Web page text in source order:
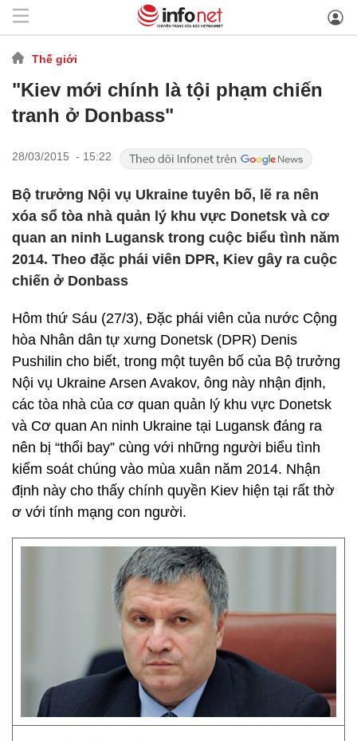
Thế giới
"Kiev mới chính là tội phạm chiến
tranh ở Donbass"
28/03/2015 - 15:22
Bộ trưởng Nội vụ Ukraine tuyên bố, lẽ ra nên
xóa sổ tòa nhà quản lý khu vực Donetsk và cơ
quan an ninh Lugansk trong cuộc biểu tình năm
2014. Theo đặc phái viên DPR, Kiev gây ra cuộc
chiến ở Donbass
Hôm thứ Sáu (27/3), Đặc phái viên của nước Cộng
hòa Nhân dân tự xưng Donetsk (DPR) Denis
Pushilin cho biết, trong một tuyên bố của Bộ trưởng
Nội vụ Ukraine Arsen Avakov, ông này nhận định,
các tòa nhà của cơ quan quản lý khu vực Donetsk
và Cơ quan An ninh Ukraine tại Lugansk đáng ra
nên bị “thổi bay” cùng với những người biểu tình
kiểm soát chúng vào mùa xuân năm 2014. Nhận
định này cho thấy chính quyền Kiev hiện tại rất thờ
ơ với tính mạng con người.